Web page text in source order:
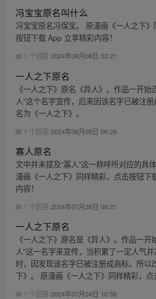
冯宝宝原名叫什么
冯宝宝原名冯保宝。 原漫画《一人之下
按钮下载 App 立享精彩内容！
1 个回答 2024年08月08日 03:21
一人之下原名
《一人之下》原名《异人》。作品一开始
人”这个名字宣传，后来因该名字已被注
名为《一人之下》。
1 个回答 2024年08月05日 06:26
寡人原名
文中并未提及“寡人”这一称呼所对应的具
漫画《一人之下》同样精彩，点击按钮下
内容！
1 个回答 2024年07月28日 06:21
一人之下原名
《一人之下》原名是《异人》。作品一开
人”这一名字来宣传，当积累了一定人气
时，因发现该名字已被注册成商标，所以
下》。 原漫画《一人之下》同样精彩，点
1 个回答 2024年07月24日 10:56